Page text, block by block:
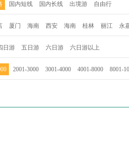
国内短线 国内长线 出境游 自由行
厦门 海南 西安 海南 桂林 丽江 永
日游 五日游 六日游 六日游以上
2001-3000 3001-4000 4001-8000 8001-